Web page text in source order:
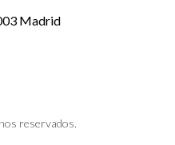
Madrid
reservados.